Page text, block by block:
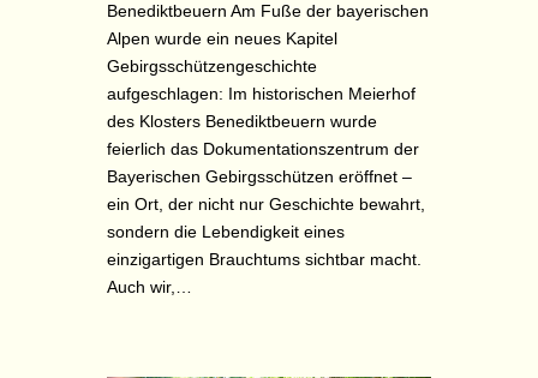
Benediktbeuern Am Fuße der bayerischen
Alpen wurde ein neues Kapitel
Gebirgsschützengeschichte
aufgeschlagen: Im historischen Meierhof
des Klosters Benediktbeuern wurde
feierlich das Dokumentationszentrum der
Bayerischen Gebirgsschützen eröffnet –
ein Ort, der nicht nur Geschichte bewahrt,
sondern die Lebendigkeit eines
einzigartigen Brauchtums sichtbar macht.
Auch wir,…